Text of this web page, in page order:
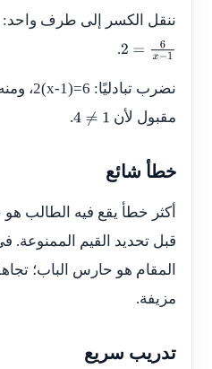
ننقل الكسر إلى طرف واحد:
2 =6 x−1
.
نضرب تبادليًا: 2(x-1)=6،
مقبول لأن
4 ≠1
.
خطأ شائع
أكثر خطأ يقع فيه الطالب
قبل تحديد القيم الممنوعة.
المقام هو حارس الباب؛
مزيفة.
تدريب سريع